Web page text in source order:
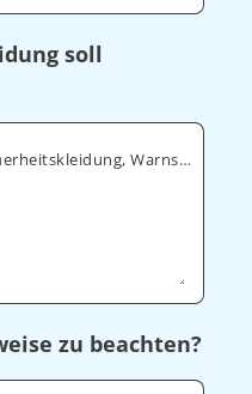
soll
Standard Arbeitskleidung, PSA Sicherheitskleidung, Warnschutz, ESD
zu beachten?